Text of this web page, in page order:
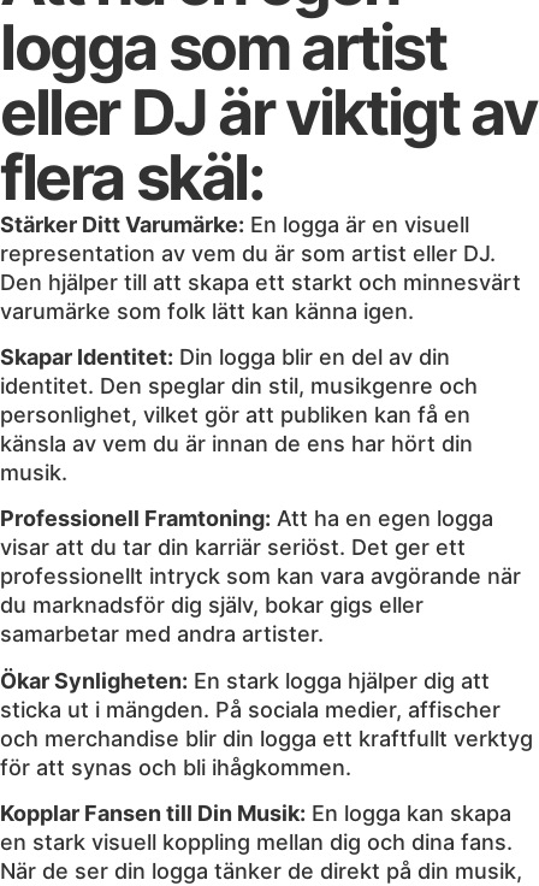
logga som artist
eller DJ är viktigt av
flera skäl:
Stärker Ditt Varumärke: En logga är en visuell
representation av vem du är som artist eller DJ.
Den hjälper till att skapa ett starkt och minnesvärt
varumärke som folk lätt kan känna igen.
Skapar Identitet: Din logga blir en del av din
identitet. Den speglar din stil, musikgenre och
personlighet, vilket gör att publiken kan få en
känsla av vem du är innan de ens har hört din
musik.
Professionell Framtoning: Att ha en egen logga
visar att du tar din karriär seriöst. Det ger ett
professionellt intryck som kan vara avgörande när
du marknadsför dig själv, bokar gigs eller
samarbetar med andra artister.
Ökar Synligheten: En stark logga hjälper dig att
sticka ut i mängden. På sociala medier, affischer
och merchandise blir din logga ett kraftfullt verktyg
för att synas och bli ihågkommen.
Kopplar Fansen till Din Musik: En logga kan skapa
en stark visuell koppling mellan dig och dina fans.
När de ser din logga tänker de direkt på din musik,